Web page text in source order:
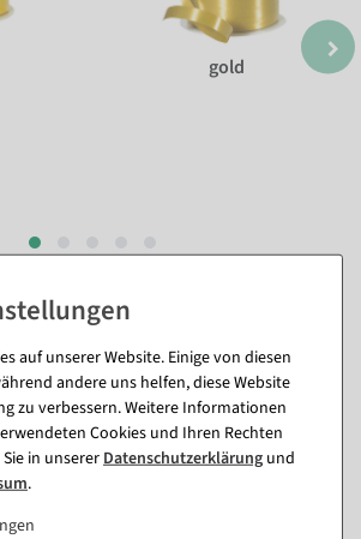
gold
zu diesem Produkt
(8)
auf unserer Website. Einige von diesen
andere uns helfen, diese Website
zu verbessern. Weitere Informationen
Cookies und Ihren Rechten
in unsererDaten­schutz­erklärung und
.